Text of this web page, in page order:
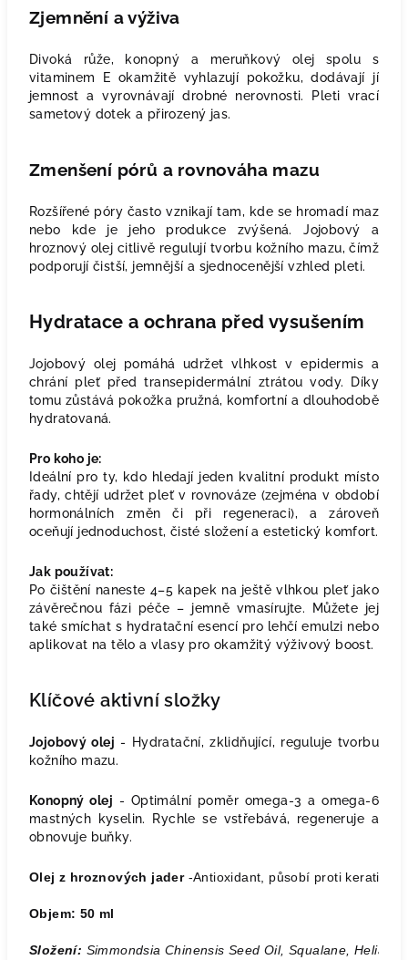
Zjemnění a výživa
Divoká růže, konopný a meruňkový olej spolu s
vitaminem E okamžitě vyhlazují pokožku, dodávají jí
jemnost a vyrovnávají drobné nerovnosti. Pleti vrací
sametový dotek a přirozený jas.
Zmenšení pórů a rovnováha mazu
Rozšířené póry často vznikají tam, kde se hromadí maz
nebo kde je jeho produkce zvýšená. Jojobový a
hroznový olej citlivě regulují tvorbu kožního mazu, čímž
podporují čistší, jemnější a sjednocenější vzhled pleti.
Hydratace a ochrana před vysušením
Jojobový olej pomáhá udržet vlhkost v epidermis a
chrání pleť před transepidermální ztrátou vody. Díky
tomu zůstává pokožka pružná, komfortní a dlouhodobě
hydratovaná.
Pro koho je:
Ideální pro ty, kdo hledají jeden kvalitní produkt místo
řady, chtějí udržet pleť v rovnováze (zejména v období
hormonálních změn či při regeneraci), a zároveň
oceňují jednoduchost, čisté složení a estetický komfort.
Jak používat:
Po čištění naneste 4–5 kapek na ještě vlhkou pleť jako
závěrečnou fázi péče – jemně vmasírujte. Můžete jej
také smíchat s hydratační esencí pro lehčí emulzi nebo
aplikovat na tělo a vlasy pro okamžitý výživový boost.
Klíčové aktivní složky
Jojobový olej -
Hydratační, zklidňující, reguluje tvorbu
kožního mazu.
Konopný olej - Optimální poměr omega-3 a omega-6
mastných kyselin. Rychle se vstřebává, regeneruje a
obnovuje buňky.
Olej z hroznových jader -Antioxidant, působí proti
Objem: 50 ml
Složení: Simmondsia Chinensis Seed Oil, Squalane,